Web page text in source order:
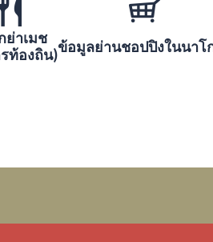
ย่าเมช
ท้องถิน)ข้อมูลย่านชอปปิงในนาโ